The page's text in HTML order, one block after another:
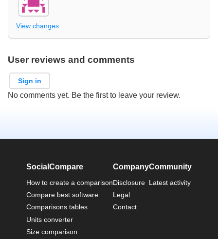
View changes
User reviews and comments
Sign in
No comments yet. Be the first to leave your review.
SocialCompare
How to create a comparison
Compare best software
Comparisons tables
Units converter
Size comparison
Company
Disclosure
Legal
Contact
Community
Latest activity